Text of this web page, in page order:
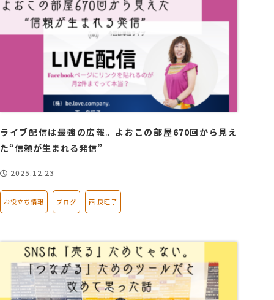
ライブ配信は最強の広報。よおこの部屋670回から見え
た“信頼が生まれる発信”
2025.12.23
お役立ち情報 ブログ 西 良旺子